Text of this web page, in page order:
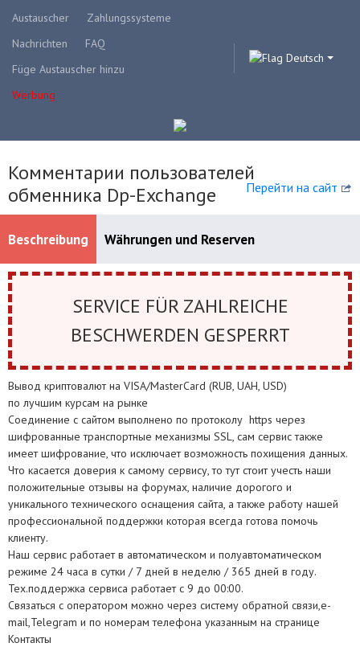
Austauscher
Zahlungssysteme
Nachrichten
FAQ
Füge Austauscher hinzu
Werbung
Deutsch
Перейти на сайт
Комментарии пользователей
обменника Dp-Exchange
Beschreibung Währungen und Reserven
Verfügbare Zahlungssysteme
SERVICE FÜR ZAHLREICHE
BESCHWERDEN GESPERRT
Вывод криптовалют на VISA/MasterCard (RUB, UAH, USD)
по лучшим курсам на рынке
Соединение с сайтом выполнено по протоколу https через
шифрованные транспортные механизмы SSL, сам сервис также
имеет шифрование, что исключает возможность похищения данных.
Что касается доверия к самому сервису, то тут стоит учесть наши
положительные отзывы на форумах, наличие дорогого и
уникального технического оснащения сайта, а также работу нашей
профессиональной поддержки которая всегда готова помочь
клиенту.
Наш сервис работает в автоматическом и полуавтоматическом
режиме 24 часа в сутки / 7 дней в неделю / 365 дней в году.
Тех.поддержка сервиса работает с 9 до 00:00.
Связаться с оператором можно через систему обратной связи,e-
mail,Telegram и по номерам телефона указанным на странице
Контакты